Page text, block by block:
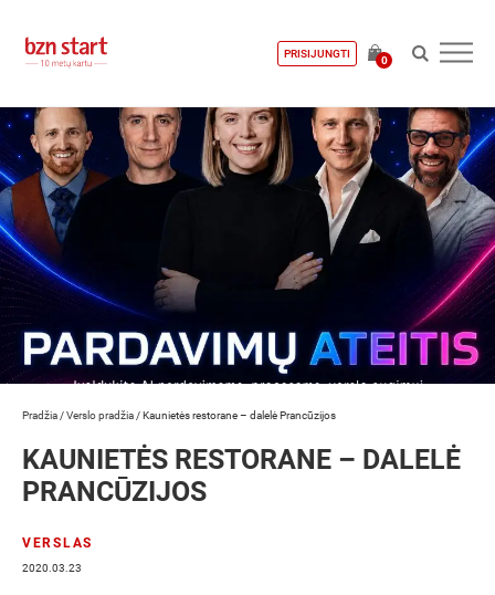
PRISIJUNGTI
0
Pradžia /Verslo pradžia /Kaunietės restorane – dalelė Prancūzijos
KAUNIETĖS RESTORANE – DALELĖ
PRANCŪZIJOS
VERSLAS
2020.03.23